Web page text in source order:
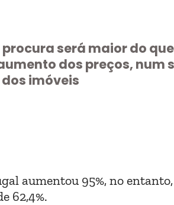
será maior do
dos preços, num
imóveis
aumentou 95%, no
62,4%.